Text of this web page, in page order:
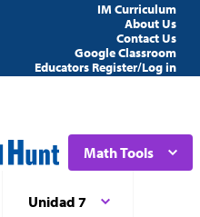
IM Curriculum
About Us
Contact Us
Google Classroom
Educators Register/Log in
Math Tools
Unidad 7